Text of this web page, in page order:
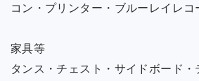
コン・プリンター・ブルーレイレコ
家具等
タンス・チェスト・サイドボード